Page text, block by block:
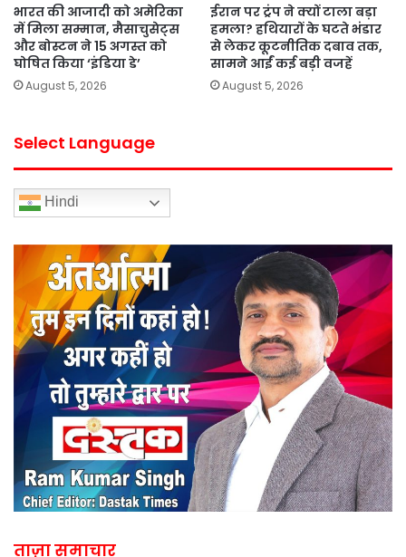
भारत की आजादी को अमेरिका
में मिला सम्मान, मैसाचुसेट्स
और बोस्टन ने 15 अगस्त को
घोषित किया ‘इंडिया डे’
August 5, 2026
ईरान पर ट्रंप ने क्यों टाला बड़ा
हमला? हथियारों के घटते भंडार
से लेकर कूटनीतिक दबाव तक,
सामने आईं कई बड़ी वजहें
August 5, 2026
Select Language
Hindi
ताज़ा समाचार